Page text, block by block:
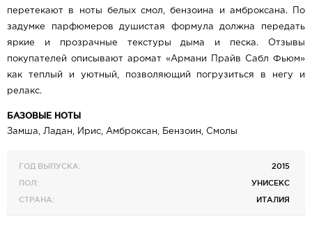
перетекают в ноты белых смол, бензоина и амброксана. По
задумке парфюмеров душистая формула должна передать
яркие и прозрачные текстуры дыма и песка. Отзывы
покупателей описывают аромат «Армани Прайв Сабл Фьюм»
как теплый и уютный, позволяющий погрузиться в негу и
релакс.
БАЗОВЫЕ НОТЫ
Замша, Ладан, Ирис, Амброксан, Бензоин, Смолы
ГОД ВЫПУСКА:
2015
ПОЛ:
УНИСЕКС
СТРАНА:
ИТАЛИЯ